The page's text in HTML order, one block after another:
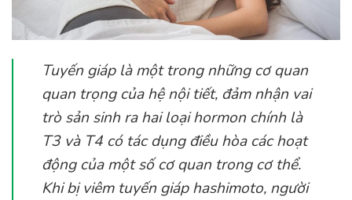
Tuyến giáp là một trong những cơ quan
quan trọng của hệ nội tiết, đảm nhận vai
trò sản sinh ra hai loại hormon chính là
T3 và T4 có tác dụng điều hòa các hoạt
động của một số cơ quan trong cơ thể.
Khi bị viêm tuyến giáp hashimoto, người